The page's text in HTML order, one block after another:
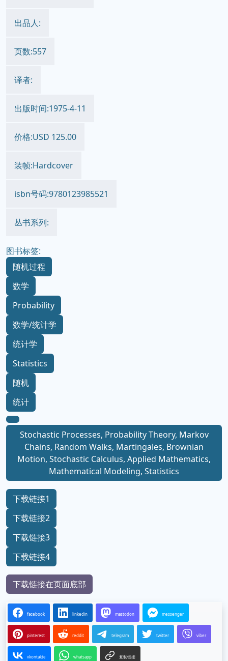
出品人:
页数:557
译者:
出版时间:1975-4-11
价格:USD 125.00
装帧:Hardcover
isbn号码:9780123985521
丛书系列:
图书标签:
随机过程
数学
Probability
数学/统计学
统计学
Statistics
随机
统计
Stochastic Processes, Probability Theory, Markov
Chains, Random Walks, Martingales, Brownian
Motion, Stochastic Calculus, Applied Mathematics,
Mathematical Modeling, Statistics
下载链接1
下载链接2
下载链接3
下载链接4
下载链接在页面底部
facebook linkedin mastodon messenger
pinterest reddit telegram twitter viber
vkontakte whatsapp 复制链接